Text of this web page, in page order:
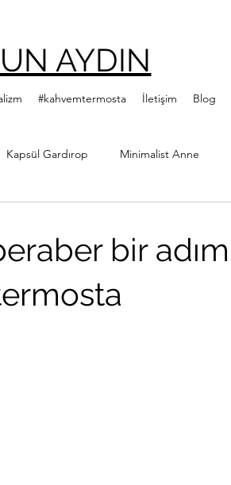
AYDIN
#kahvemtermosta İletişim Blog
Kapsül Gardırop Minimalist Anne
Kitap Kulübü
bir adım